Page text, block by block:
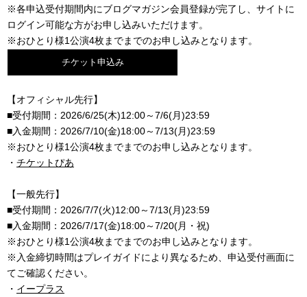
※各申込受付期間内にブログマガジン会員登録が完了し、サイトに
ログイン可能な方がお申し込みいただけます。
※おひとり様1公演4枚までまでのお申し込みとなります。
【オフィシャル先行】
■受付期間：2026/6/25(木)12:00～7/6(月)23:59
■入金期間：2026/7/10(金)18:00～7/13(月)23:59
※おひとり様1公演4枚までまでのお申し込みとなります。
・ チケットぴあ
【一般先行】
■受付期間：2026/7/7(火)12:00～7/13(月)23:59
■入金期間：2026/7/17(金)18:00～7/20(月・祝)
※おひとり様1公演4枚までまでのお申し込みとなります。
※入金締切時間はプレイガイドにより異なるため、申込受付画面に
てご確認ください。
・ イープラス